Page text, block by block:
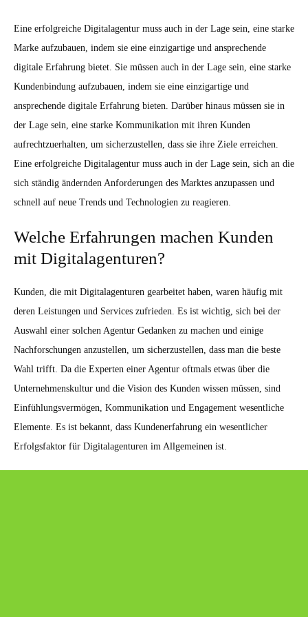
Eine erfolgreiche Digitalagentur muss auch in der Lage sein, eine starke
Marke aufzubauen, indem sie eine einzigartige und ansprechende
digitale Erfahrung bietet. Sie müssen auch in der Lage sein, eine starke
Kundenbindung aufzubauen, indem sie eine einzigartige und
ansprechende digitale Erfahrung bieten. Darüber hinaus müssen sie in
der Lage sein, eine starke Kommunikation mit ihren Kunden
aufrechtzuerhalten, um sicherzustellen, dass sie ihre Ziele erreichen.
Eine erfolgreiche Digitalagentur muss auch in der Lage sein, sich an die
sich ständig ändernden Anforderungen des Marktes anzupassen und
schnell auf neue Trends und Technologien zu reagieren.
Welche Erfahrungen machen Kunden
mit Digitalagenturen?
Kunden, die mit Digitalagenturen gearbeitet haben, waren häufig mit
deren Leistungen und Services zufrieden. Es ist wichtig, sich bei der
Auswahl einer solchen Agentur Gedanken zu machen und einige
Nachforschungen anzustellen, um sicherzustellen, dass man die beste
Wahl trifft. Da die Experten einer Agentur oftmals etwas über die
Unternehmenskultur und die Vision des Kunden wissen müssen, sind
Einfühlungsvermögen, Kommunikation und Engagement wesentliche
Elemente. Es ist bekannt, dass Kundenerfahrung ein wesentlicher
Erfolgsfaktor für Digitalagenturen im Allgemeinen ist.